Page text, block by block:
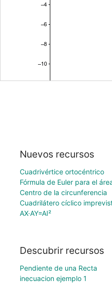
Nuevos recursos
Cuadrivértice ortocéntrico
Fórmula de Euler para el
Centro de la circunferencia
Cuadrilátero cíclico
AX·AY=AI²
Descubrir recursos
Pendiente de una Recta
inecuacion ejemplo 1